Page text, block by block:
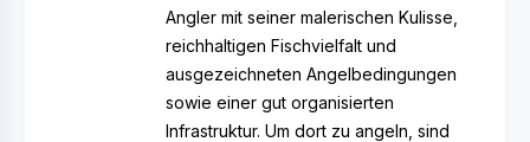
Angler mit seiner malerischen Kulisse,
reichhaltigen Fischvielfalt und
ausgezeichneten Angelbedingungen
sowie einer gut organisierten
Infrastruktur. Um dort zu angeln, sind